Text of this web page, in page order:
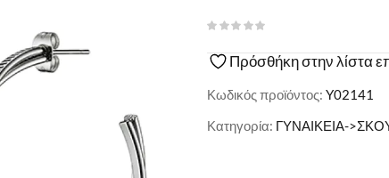
Πρόσθήκη στην λίστα
Κωδικός προϊόντος: Y02141
Κατηγορία: ΓΥΝΑΙΚΕΙΑ-